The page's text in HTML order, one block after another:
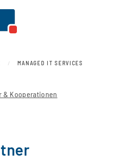
MANAGED IT SERVICES
& Kooperationen